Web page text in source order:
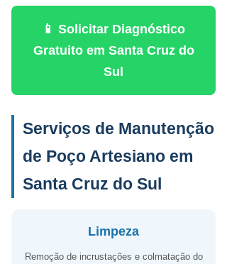
📱 Solicitar Diagnóstico
Gratuito em Santa Cruz do
Sul
Serviços de Manutenção
de Poço Artesiano em
Santa Cruz do Sul
Limpeza
Remoção de incrustações e colmatação do